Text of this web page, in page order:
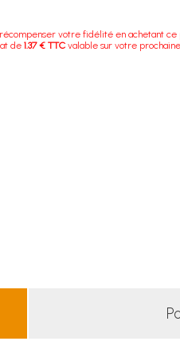
récompenser votre fidélité en achetant ce
de1.37 € TTC valable sur votre